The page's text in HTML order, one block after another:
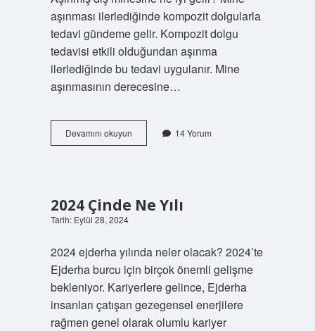
aşınması ilerlediğinde kompozit dolgularla
tedavi gündeme gelir. Kompozit dolgu
tedavisi etkili olduğundan aşınma
ilerlediğinde bu tedavi uygulanır. Mine
aşınmasının derecesine…
Devamını okuyunDiş
Minesini
14 Yorum
2024 Çinde Ne Yılı
Tarih: Eylül 28, 2024
2024 ejderha yılında neler olacak? 2024’te
Ejderha burcu için birçok önemli gelişme
bekleniyor. Kariyerlere gelince, Ejderha
insanları çatışan gezegensel enerjilere
rağmen genel olarak olumlu kariyer